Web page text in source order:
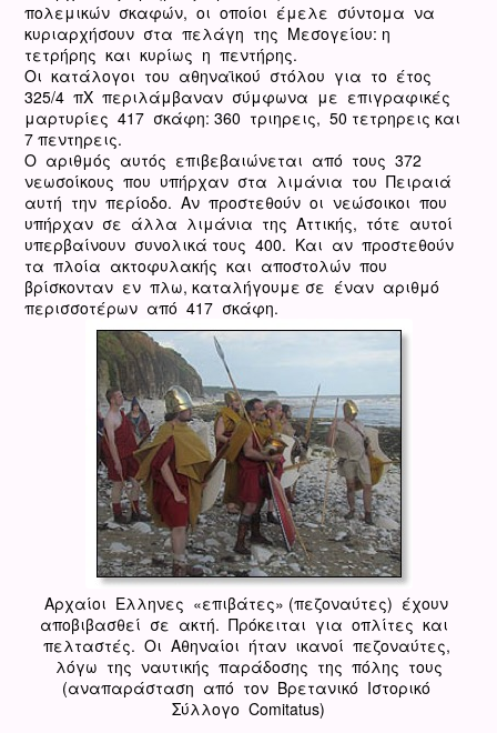
πολεμικών σκαφών, οι οποίοι έμελε σύντομα να
κυριαρχήσουν στα πελάγη της Μεσογείου: η
τετρήρης και κυρίως η πεντήρης.
Οι κατάλογοι του αθηναϊκού στόλου για το έτος
325/4 πΧ περιλάμβαναν σύμφωνα με επιγραφικές
μαρτυρίες 417 σκάφη: 360 τριηρεις, 50 τετρηρεις και
7 πεντηρεις.
Ο αριθμός αυτός επιβεβαιώνεται από τους 372
νεωσοίκους που υπήρχαν στα λιμάνια του Πειραιά
αυτή την περίοδο. Αν προστεθούν οι νεώσοικοι που
υπήρχαν σε άλλα λιμάνια της Αττικής, τότε αυτοί
υπερβαίνουν συνολικά τους 400. Και αν προστεθούν
τα πλοία ακτοφυλακής και αποστολών που
βρίσκονταν εν πλω, καταλήγουμε σε έναν αριθμό
περισσοτέρων από 417 σκάφη.
Αρχαίοι Ελληνες «επιβάτες» (πεζοναύτες) έχουν
αποβιβασθεί σε ακτή. Πρόκειται για οπλίτες και
πελταστές. Οι Αθηναίοι ήταν ικανοί πεζοναύτες,
λόγω της ναυτικής παράδοσης της πόλης τους
(αναπαράσταση από τον Βρετανικό Ιστορικό
Σύλλογο Comitatus)